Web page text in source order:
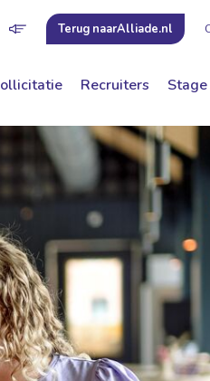
Terug naarAlliade.nl
Recruiters Stage